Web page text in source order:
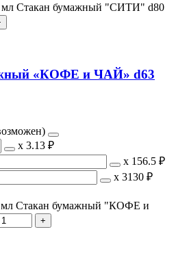
мл Стакан бумажный "СИТИ" d80
«КОФЕ и ЧАЙ» d63
х 3.13 ₽
х 156.5 ₽
х 3130 ₽
мл Стакан бумажный "КОФЕ и